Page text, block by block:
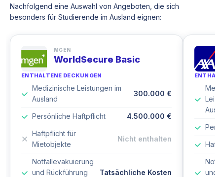
Nachfolgend eine Auswahl von Angeboten, die sich
besonders für Studierende im Ausland eignen:
MGEN
WorldSecure Basic
ENTHALTENE DECKUNGEN
Medizinische Leistungen im
Ausland
300.000 €
Persönliche Haftpflicht 4.500.000 €
Haftpflicht für
Mietobjekte
Nicht enthalten
Notfallevakuierung
und Rückführung
Tatsächliche Kosten
und